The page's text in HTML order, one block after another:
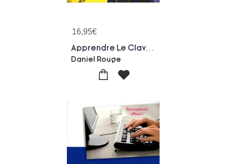
16,95€
Daniel Rouge